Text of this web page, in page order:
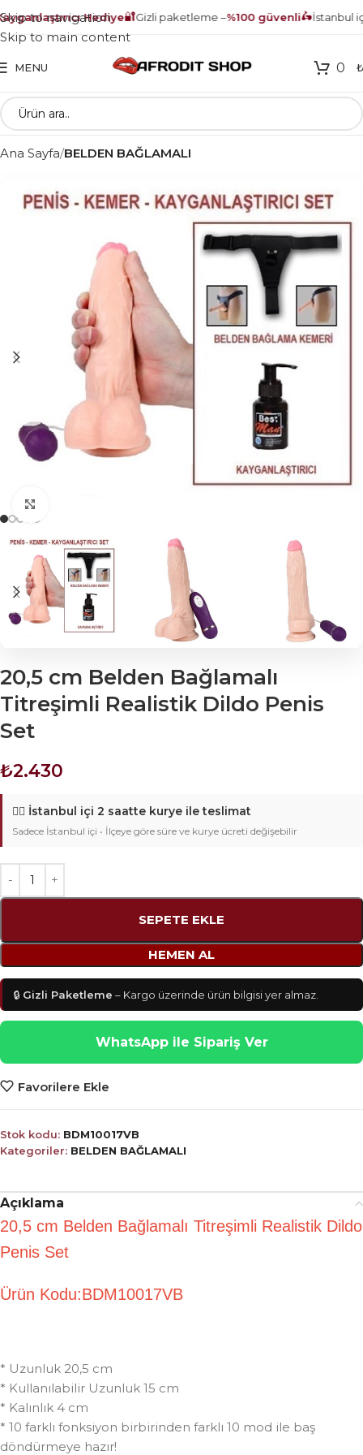
Hediye🔐Gizli paketleme –%100 güvenli🛵İstanbul içi
Skip to navigation
Skip to main content
MENU 0 ₺
Ana Sayfa BELDEN BAĞLAMALI
20,5 cm Belden Bağlamalı
Titreşimli Realistik Dildo Penis
Set
₺2.430
🚴‍♂️ İstanbul içi 2 saatte kurye ile teslimat
Sadece İstanbul içi • İlçeye göre süre ve kurye ücreti değişebilir
SEPETE EKLE
HEMEN AL
🔒 Gizli Paketleme – Kargo üzerinde ürün bilgisi yer almaz.
WhatsApp ile Sipariş Ver
Favorilere Ekle
Stok kodu: BDM10017VB
Kategoriler: BELDEN BAĞLAMALI
Açıklama
20,5 cm Belden Bağlamalı Titreşimli Realistik Dildo
Penis Set
Ürün Kodu:BDM10017VB
* Uzunluk 20,5 cm
* Kullanılabilir Uzunluk 15 cm
* Kalınlık 4 cm
* 10 farklı fonksiyon birbirinden farklı 10 mod ile baş
döndürmeye hazır!